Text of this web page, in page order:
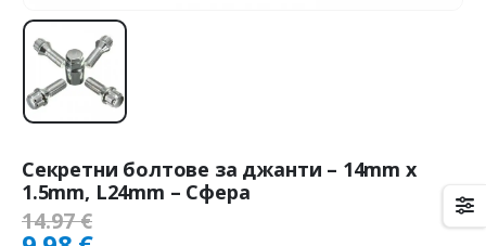
Секретни болтове за джанти – 14mm х
1.5mm, L24mm – Сфера
14.97€